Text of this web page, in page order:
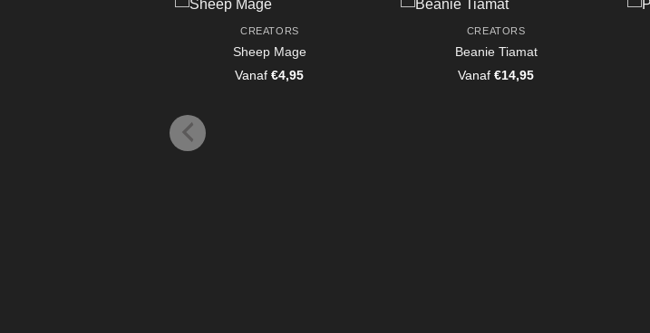
CREATORS
Sheep Mage
Vanaf€4,95
CREATORS
Beanie Tiamat
Vanaf€14,95